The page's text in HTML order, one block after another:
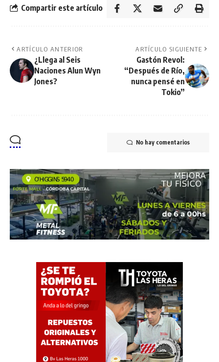
Compartir este artículo
ARTÍCULO ANTERIOR
¿Llega al Seis
Naciones Alun Wyn
Jones?
ARTÍCULO SIGUIENTE
Gastón Revol:
“Después de Río,
nunca pensé en
Tokio”
No hay comentarios